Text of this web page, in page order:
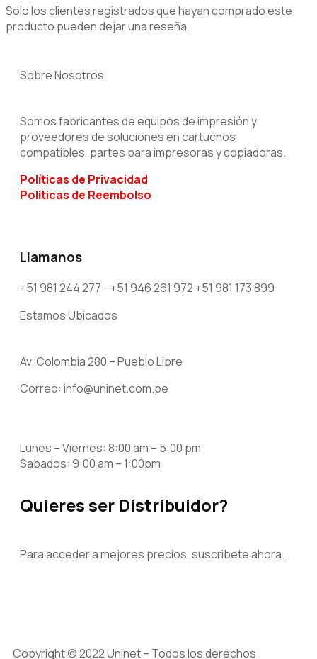
Solo los clientes registrados que hayan comprado este
producto pueden dejar una reseña.
Sobre Nosotros
Somos fabricantes de equipos de impresión y
proveedores de soluciones en cartuchos
compatibles, partes para impresoras y copiadoras.
Políticas de Privacidad
Politicas de Reembolso
Llamanos
+51 981 244 277 - +51 946 261 972 +51 981 173 899
Estamos Ubicados
Av. Colombia 280 – Pueblo Libre
Correo: info@uninet.com.pe
Lunes – Viernes: 8:00 am – 5:00 pm
Sabados: 9:00 am – 1:00pm
Quieres ser Distribuidor?
Para acceder a mejores precios, suscribete ahora.
Copyright © 2022 Uninet – Todos los derechos